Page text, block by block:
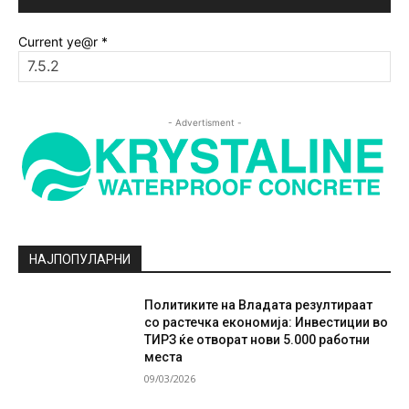
Current ye@r *
- Advertisment -
НАЈПОПУЛАРНИ
Политиките на Владата резултираат
со растечка економија: Инвестиции во
ТИРЗ ќе отворат нови 5.000 работни
места
09/03/2026